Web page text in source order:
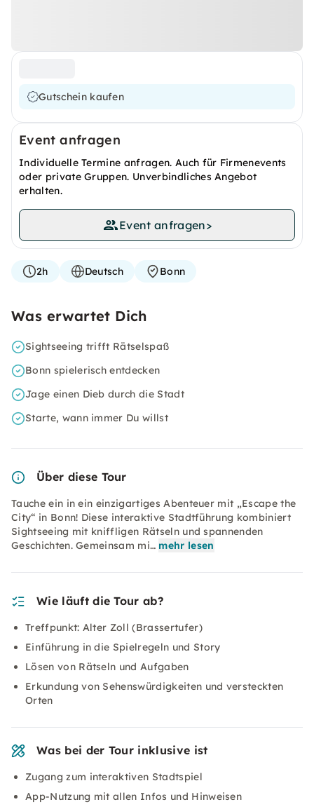
Gutschein kaufen
Event anfragen
Individuelle Termine anfragen. Auch für Firmenevents
oder private Gruppen. Unverbindliches Angebot
erhalten.
Event anfragen>
2h Deutsch Bonn
Was erwartet Dich
Sightseeing trifft Rätselspaß
Bonn spielerisch entdecken
Jage einen Dieb durch die Stadt
Starte, wann immer Du willst
Über diese Tour
Tauche ein in ein einzigartiges Abenteuer mit „Escape the
City“ in Bonn! Diese interaktive Stadtführung kombiniert
Sightseeing mit kniffligen Rätseln und spannenden
Geschichten. Gemeinsam mi… mehr lesen
Wie läuft die Tour ab?
Treffpunkt: Alter Zoll (Brassertufer)
Einführung in die Spielregeln und Story
Lösen von Rätseln und Aufgaben
Erkundung von Sehenswürdigkeiten und versteckten
Orten
Was bei der Tour inklusive ist
Zugang zum interaktiven Stadtspiel
App-Nutzung mit allen Infos und Hinweisen